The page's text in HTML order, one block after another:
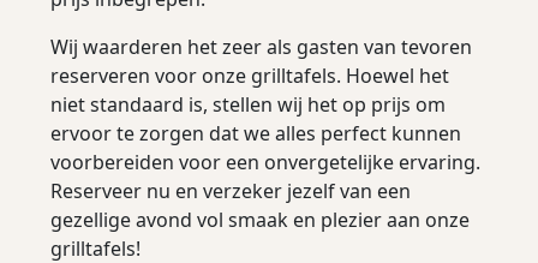
Wij waarderen het zeer als gasten van tevoren
reserveren voor onze grilltafels. Hoewel het
niet standaard is, stellen wij het op prijs om
ervoor te zorgen dat we alles perfect kunnen
voorbereiden voor een onvergetelijke ervaring.
Reserveer nu en verzeker jezelf van een
gezellige avond vol smaak en plezier aan onze
grilltafels!